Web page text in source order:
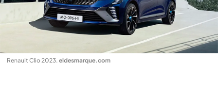
Renault Clio 2023. eldesmarque.com